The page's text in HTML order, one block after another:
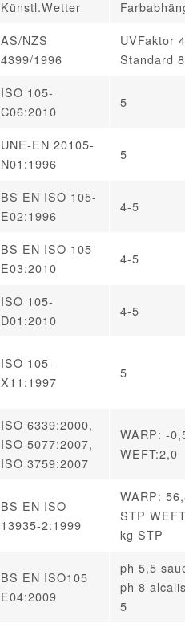
Künstl.Wetter
AS/NZS
4399/1996
UVFaktor
Standard
ISO 105-
C06:2010
5
UNE-EN 20105-
N01:1996
5
BS EN ISO 105-
E02:1996
4-5
BS EN ISO 105-
E03:2010
4-5
ISO 105-
D01:2010
4-5
ISO 105-
X11:1997
5
ISO 6339:2000,
ISO 5077:2007,
ISO 3759:2007
WARP: -
WEFT:2,0
BS EN ISO
13935-2:1999
WARP:
STP
kg STP
BS EN ISO105
E04:2009
ph 5,5
ph 8
5